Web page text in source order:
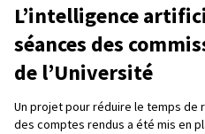
L’intelligence
séances des
de l’Université
Un projet pour réduire le temps
des comptes rendus a été mis en